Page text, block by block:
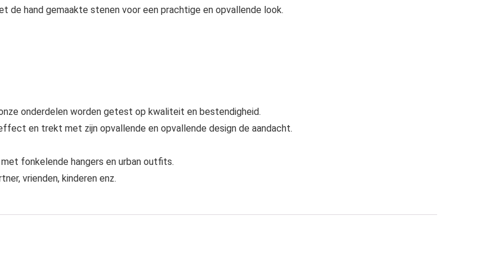
de hand gemaakte stenen voor een prachtige en opvallende look.
onderdelen worden getest op kwaliteit en bestendigheid.
en trekt met zijn opvallende en opvallende design de aandacht.
fonkelende hangers en urban outfits.
vrienden, kinderen enz.